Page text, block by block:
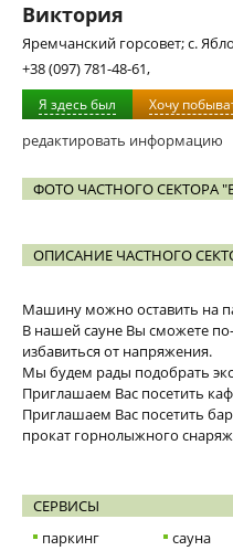
Виктория
Яремчанский горсовет; с.
+38 (097) 781-48-61,
Я здесь был Хочу
редактировать информацию
ФОТО ЧАСТНОГО СЕКТОРА
ОПИСАНИЕ ЧАСТНОГО
Машину можно оставить на
В нашей сауне Вы сможете
избавиться от напряжения.
Мы будем рады подобрать
Приглашаем Вас посетить
Приглашаем Вас посетить
прокат горнолыжного
СЕРВИСЫ
паркинг
сауна